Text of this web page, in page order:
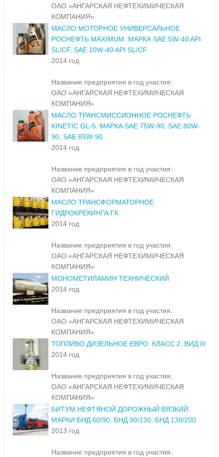
ОАО «АНГАРСКАЯ НЕФТЕХИМИЧЕСКАЯ
КОМПАНИЯ»
МАСЛО МОТОРНОЕ УНИВЕРСАЛЬНОЕ
РОСНЕФТЬ MAXIMUM. МАРКА SAE 5W-40 API
SL/CF, SAE 10W-40 API SL/CF
2014 год
Название предприятия в год участия:
ОАО «АНГАРСКАЯ НЕФТЕХИМИЧЕСКАЯ
КОМПАНИЯ»
МАСЛО ТРАНСМИССИОННОЕ РОСНЕФТЬ
KINETIC GL-5. МАРКА SAE 75W-90, SAE 80W-
90, SAE 85W-90
2014 год
Название предприятия в год участия:
ОАО «АНГАРСКАЯ НЕФТЕХИМИЧЕСКАЯ
КОМПАНИЯ»
МАСЛО ТРАНСФОРМАТОРНОЕ
ГИДРОКРЕКИНГА ГК
2014 год
Название предприятия в год участия:
ОАО «АНГАРСКАЯ НЕФТЕХИМИЧЕСКАЯ
КОМПАНИЯ»
МОНОМЕТИЛАМИН ТЕХНИЧЕСКИЙ
2014 год
Название предприятия в год участия:
ОАО «АНГАРСКАЯ НЕФТЕХИМИЧЕСКАЯ
КОМПАНИЯ»
ТОПЛИВО ДИЗЕЛЬНОЕ ЕВРО. КЛАСС 2. ВИД III
2014 год
Название предприятия в год участия:
ОАО «АНГАРСКАЯ НЕФТЕХИМИЧЕСКАЯ
КОМПАНИЯ»
БИТУМ НЕФТЯНОЙ ДОРОЖНЫЙ ВЯЗКИЙ.
МАРКИ БНД 60/90, БНД 90/130, БНД 130/200
2013 год
Название предприятия в год участия: